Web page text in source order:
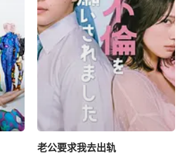
老公要求我去出轨